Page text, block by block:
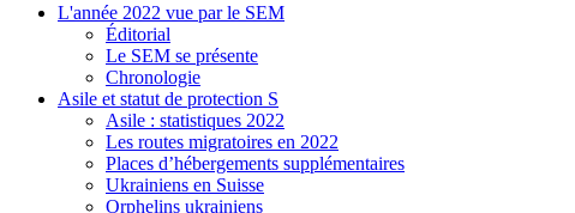
L'année 2022 vue par le SEM
Éditorial
Le SEM se présente
Chronologie
Asile et statut de protection S
Asile : statistiques 2022
Les routes migratoires en 2022
Places d’hébergements supplémentaires
Ukrainiens en Suisse
Orphelins ukrainiens